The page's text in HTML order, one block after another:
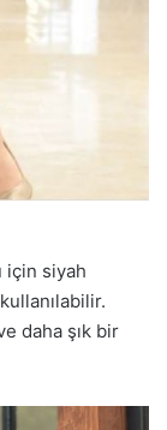
için siyah
daha şık bir